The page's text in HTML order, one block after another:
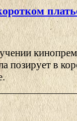
позирует в